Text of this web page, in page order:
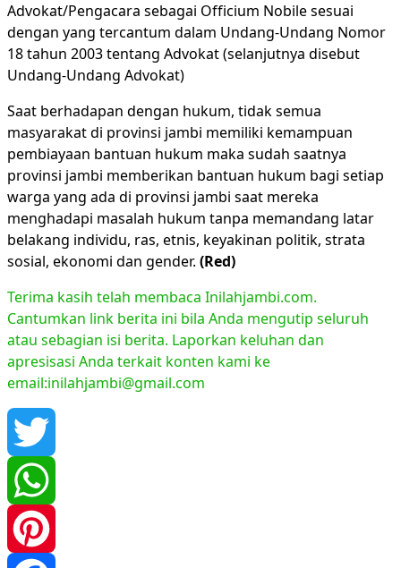
Advokat/Pengacara sebagai Officium Nobile sesuai
dengan yang tercantum dalam Undang-Undang Nomor
18 tahun 2003 tentang Advokat (selanjutnya disebut
Undang-Undang Advokat)
Saat berhadapan dengan hukum, tidak semua
masyarakat di provinsi jambi memiliki kemampuan
pembiayaan bantuan hukum maka sudah saatnya
provinsi jambi memberikan bantuan hukum bagi setiap
warga yang ada di provinsi jambi saat mereka
menghadapi masalah hukum tanpa memandang latar
belakang individu, ras, etnis, keyakinan politik, strata
sosial, ekonomi dan gender. (Red)
Terima kasih telah membaca Inilahjambi.com.
Cantumkan link berita ini bila Anda mengutip seluruh
atau sebagian isi berita. Laporkan keluhan dan
apresisasi Anda terkait konten kami ke
email:inilahjambi@gmail.com
Twitter
WhatsApp